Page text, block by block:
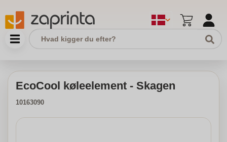
EcoCool køleelement - Skagen
10163090